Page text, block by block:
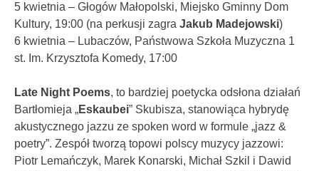
5 kwietnia – Głogów Małopolski, Miejsko Gminny Dom
Kultury, 19:00 (na perkusji zagra Jakub Madejowski)
6 kwietnia – Lubaczów, Państwowa Szkoła Muzyczna 1
st. Im. Krzysztofa Komedy, 17:00
Late Night Poems, to bardziej poetycka odsłona działań
Bartłomieja „Eskaubei” Skubisza, stanowiąca hybrydę
akustycznego jazzu ze spoken word w formule „jazz &
poetry”. Zespół tworzą topowi polscy muzycy jazzowi:
Piotr Lemańczyk, Marek Konarski, Michał Szkil i Dawid